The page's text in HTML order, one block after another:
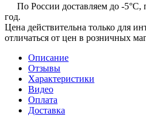
По России доставляем до -
год.
Цена действительна только для
отличаться от цен в розничных
Описание
Отзывы
Характеристики
Видео
Оплата
Доставка